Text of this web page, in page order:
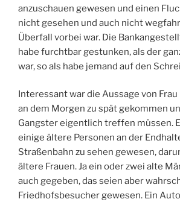
anzuschauen gewesen und einen
nicht gesehen und auch nicht
Überfall vorbei war. Die
habe furchtbar gestunken, als der
war, so als habe jemand auf den
Interessant war die Aussage von
an dem Morgen zu spät gekommen
Gangster eigentlich treffen müssen.
einige ältere Personen an der
Straßenbahn zu sehen gewesen,
ältere Frauen. Ja ein oder zwei alte
auch gegeben, das seien aber
Friedhofsbesucher gewesen. Ein